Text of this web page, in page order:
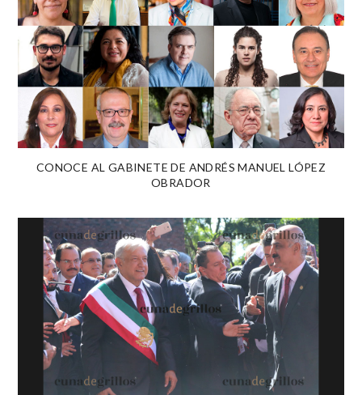
CONOCE AL GABINETE DE ANDRÉS MANUEL LÓPEZ
OBRADOR